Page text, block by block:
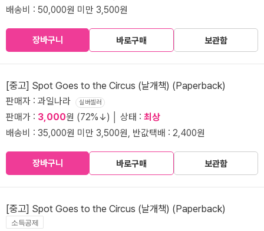
배송비 : 50,000원 미만 3,500원
장바구니 바로구매 보관함
[중고] Spot Goes to the Circus (날개책) (Paperback)
판매자 : 과일나라 실버셀러
판매가 : 3,000원 (72%↓) │ 상태 : 최상
배송비 : 35,000원 미만 3,500원, 반값택배 : 2,400원
장바구니 바로구매 보관함
[중고] Spot Goes to the Circus (날개책) (Paperback)
소득공제